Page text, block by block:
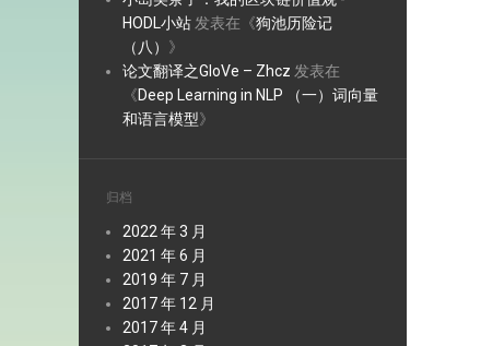
HODL小站 发表在《狗池历险记
（八） 》
论文翻译之GloVe – Zhcz 发表在
《Deep Learning in NLP （一）词向量
和语言模型》
归档
2022 年 3 月
2021 年 6 月
2019 年 7 月
2017 年 12 月
2017 年 4 月